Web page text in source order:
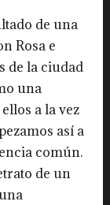
de una
Rosa e
de la ciudad
una
a la vez
así a
común.
de un